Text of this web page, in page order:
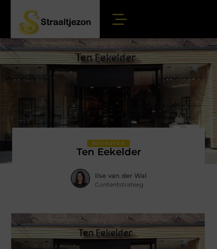
BEDRIJVEN
Ten Eekelder
Ilse van der Wal
Contentstrateeg